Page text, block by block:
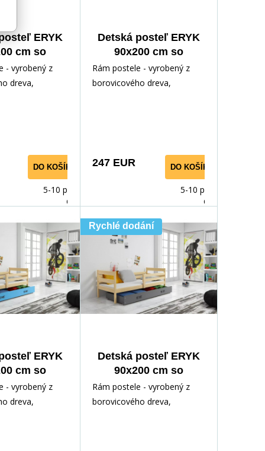
ERYK
cm so
s
- vyrobený z
dreva,
DO KOŠÍKA
5-10 prac.
dnů
Detská posteľ ERYK
90x200 cm so
zásuvkou, bez
matraca,
Rám postele - vyrobený z
borovicového dreva,
247 EUR DO KOŠÍKA
5-10 prac.
dnů
ERYK
cm so
s
- vyrobený z
dreva,
Rychlé dodání
Detská posteľ ERYK
90x200 cm so
zásuvkou, bez
matraca,
Rám postele - vyrobený z
borovicového dreva,